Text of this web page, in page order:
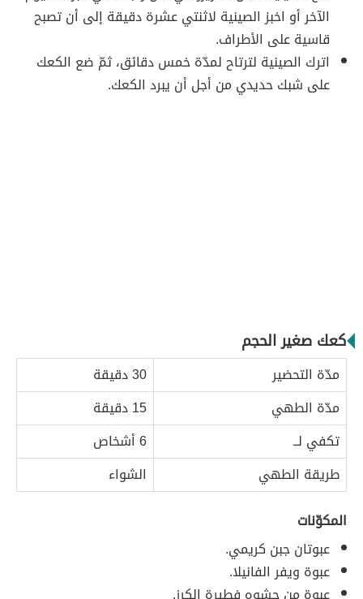
الآخر أو اخبز الصينية لاثنتي عشرة دقيقة إلى أن تصبح
قاسية على الأطراف.
اترك الصينية لترتاح لمدّة خمس دقائق، ثمّ ضع الكعك
على شبك حديدي من أجل أن يبرد الكعك.
كعك صغير الحجم
مدّة التحضير
30 دقيقة
مدّة الطهي
15 دقيقة
تكفي لــ
6 أشخاص
طريقة الطهي
الشواء
المكوّنات
عبوتان جبن كريمي.
عبوة ويفر الفانيلا.